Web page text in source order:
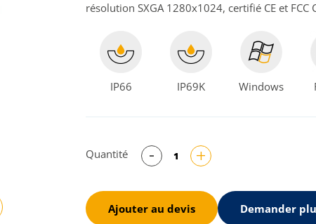
résolution SXGA 1280x1024, certifié CE et FCC
IP66 IP69K Windows
Quantité
Ajouter au devis Demander